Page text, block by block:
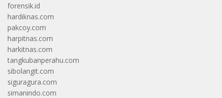
forensik.id
hardiknas.com
pakcoy.com
harpitnas.com
harkitnas.com
tangkubanperahu.com
sibolangit.com
siguragura.com
simanindo.com